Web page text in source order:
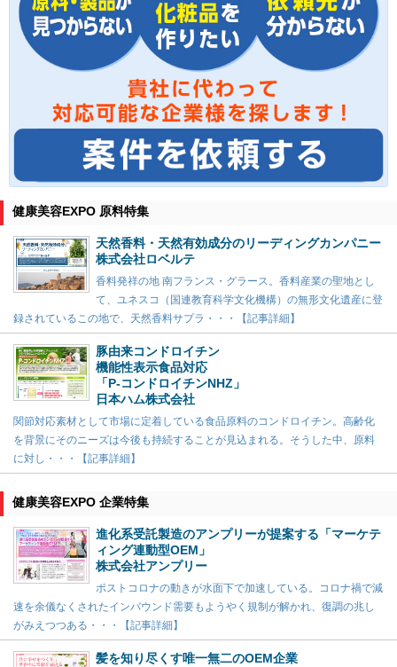
健康美容EXPO 原料特集
天然香料・天然有効成分のリーディングカンパニー
株式会社ロベルテ
香料発祥の地 南フランス・グラース。香料産業の聖地とし
て、ユネスコ（国連教育科学文化機構）の無形文化遺産に登
録されているこの地で、天然香料サプラ・・・【記事詳細】
豚由来コンドロイチン
機能性表示食品対応
「P-コンドロイチンNHZ」
日本ハム株式会社
関節対応素材として市場に定着している食品原料のコンドロイチン。高齢化
を背景にそのニーズは今後も持続することが見込まれる。そうした中、原料
に対し・・・【記事詳細】
健康美容EXPO 企業特集
進化系受託製造のアンプリーが提案する「マーケテ
ィング連動型OEM」
株式会社アンプリー
ポストコロナの動きが水面下で加速している。コロナ禍で減
速を余儀なくされたインバウンド需要もようやく規制が解かれ、復調の兆し
がみえつつある・・・【記事詳細】
髪を知り尽くす唯一無二のOEM企業